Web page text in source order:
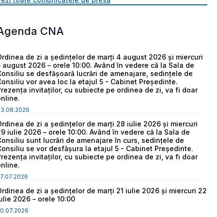
CNA
de zi a ședințelor de marți 4 august 2026 și miercuri
august 2026 – orele 10:00. Având în vedere că la Sala de
se desfășoară lucrări de amenajare, sedințele de
vor avea loc la etajul 5 - Cabinet Președinte.
invitaților, cu subiecte pe ordinea de zi, va fi doar
de zi a ședințelor de marți 28 iulie 2026 și miercuri
iulie 2026 – orele 10:00. Având în vedere că la Sala de
sunt lucrări de amenajare în curs, sedințele de
se vor desfășura la etajul 5 - Cabinet Președinte.
invitaților, cu subiecte pe ordinea de zi, va fi doar
de zi a ședințelor de marți 21 iulie 2026 și miercuri 22
2026 – orele 10:00